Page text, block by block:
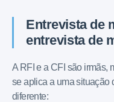
Entrevista de
entrevista de
A RFI e a CFI são irmãs,
se aplica a uma situação
diferente: